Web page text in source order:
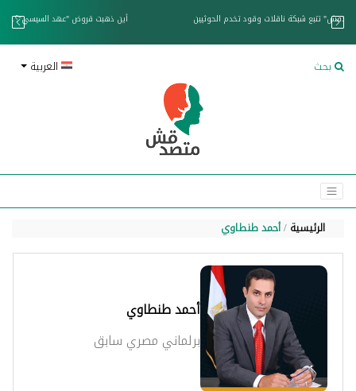
خزان عائم.. "متصدقش" تتبع شبكة ناقلات وقود تخدم الحوثيين
بحث العربية
الرئيسية أحمد طنطاوي
أحمد طنطاوي
برلماني مصري سابق